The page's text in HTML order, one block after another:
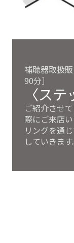
補聴器取扱
90分］
〈ステ
ご紹介させ
際にご来店
リングを通
していきます